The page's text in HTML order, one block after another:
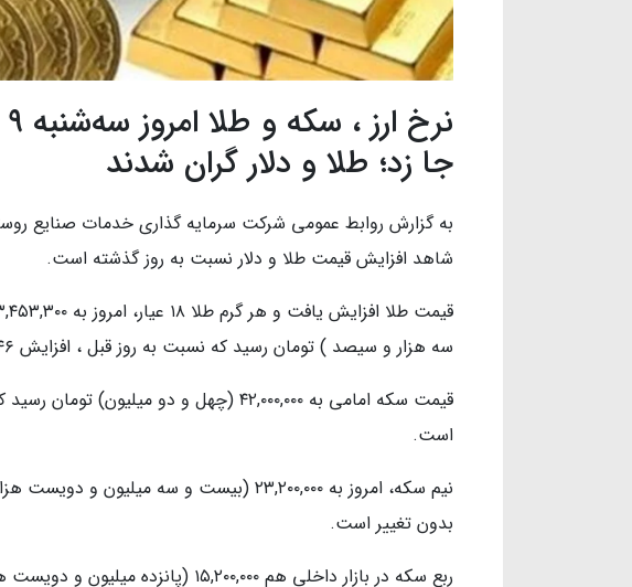
جا زد؛ طلا و دلار گران شدند
به گزارش روابط عمومی شرکت سرمایه گذاری خدمات صنایع
شاهد افزایش قیمت طلا و دلار نسبت به روز گذشته است.
سه هزار و سیصد ) تومان رسید که نسبت به روز قبل ، افزایش ۰.۴۶ درصدی داشته است.
قیمت سکه امامی به ۴۲,۰۰۰,۰۰۰ (چهل و دو
است.
نیم سکه، امروز به ۲۳,۲۰۰,۰۰۰ (بیست و سه
بدون تغییر است.
ربع سکه در بازار داخلی هم ۱۵,۲۰۰,۰۰۰ (پانزده میلیون و دویست هزار) تومان قیمت خورد.